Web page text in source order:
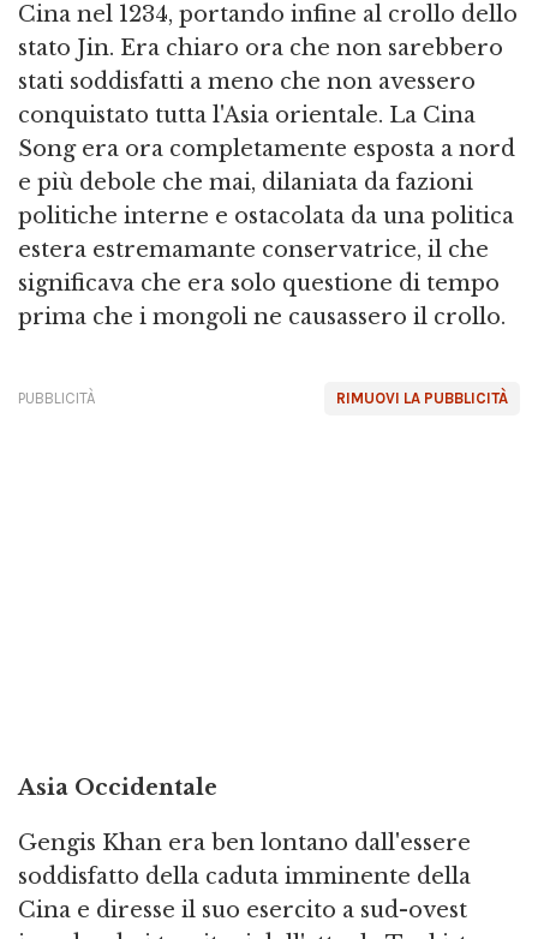
Cina nel 1234, portando infine al crollo dello
stato Jin. Era chiaro ora che non sarebbero
stati soddisfatti a meno che non avessero
conquistato tutta l'Asia orientale. La Cina
Song era ora completamente esposta a nord
e più debole che mai, dilaniata da fazioni
politiche interne e ostacolata da una politica
estera estremamante conservatrice, il che
significava che era solo questione di tempo
prima che i mongoli ne causassero il crollo.
RIMUOVI LA PUBBLICITÀ
PUBBLICITÀ
Asia Occidentale
Gengis Khan era ben lontano dall'essere
soddisfatto della caduta imminente della
Cina e diresse il suo esercito a sud-ovest